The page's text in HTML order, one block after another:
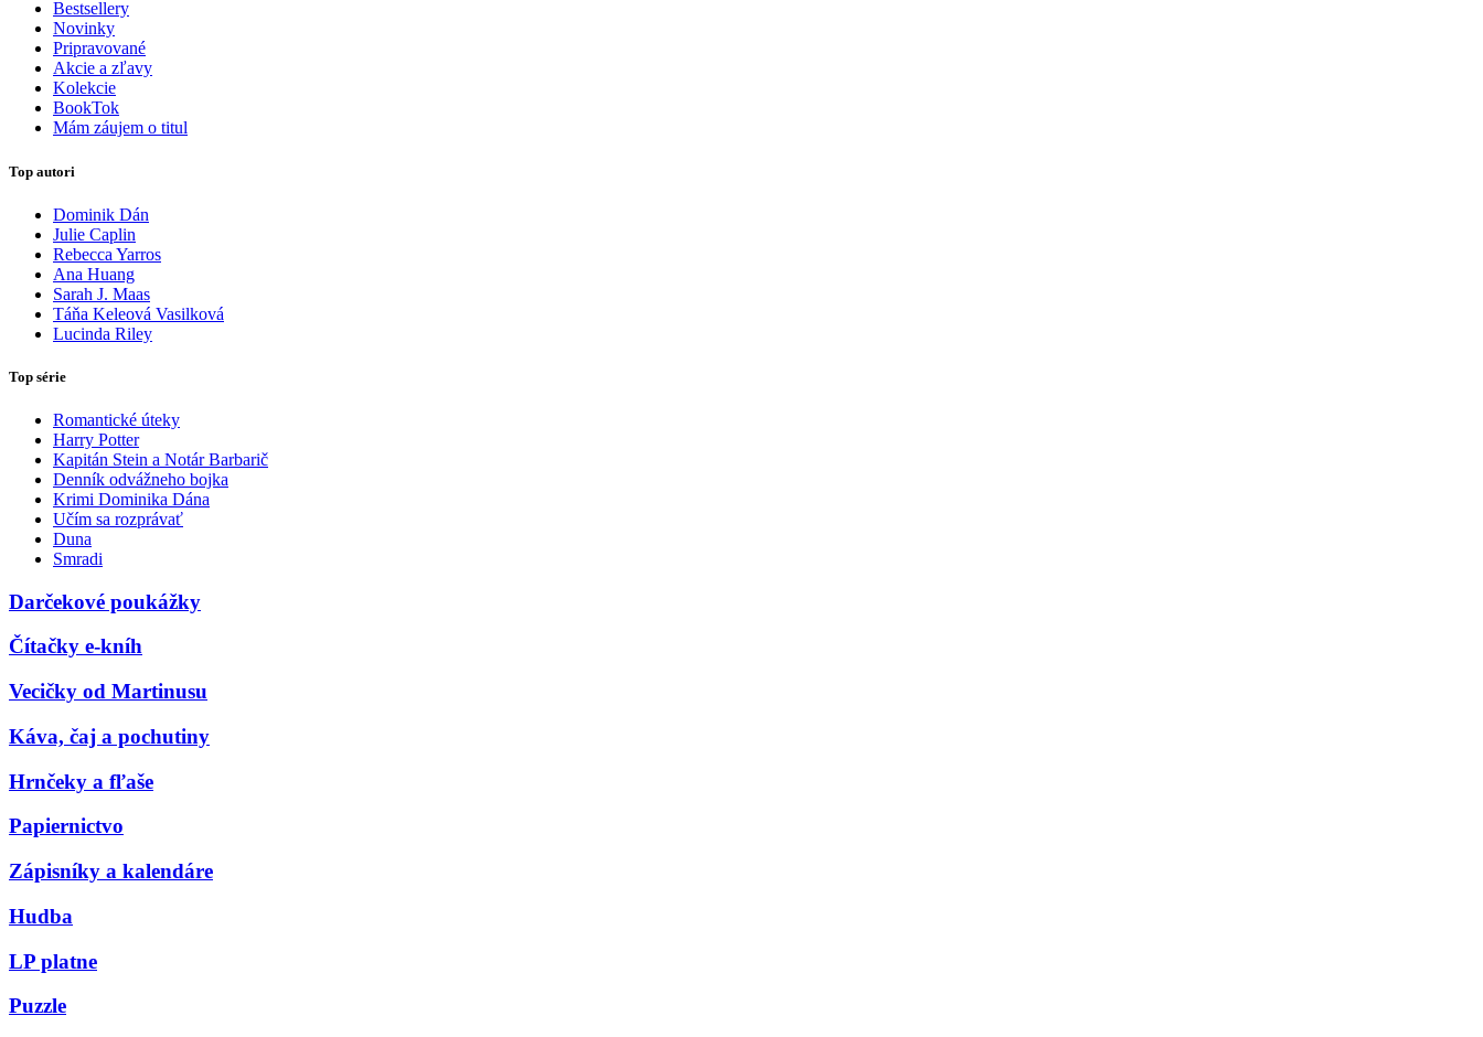
Bestsellery
Novinky
Pripravované
Akcie a zľavy
Kolekcie
BookTok
Mám záujem o titul
Top autori
Dominik Dán
Julie Caplin
Rebecca Yarros
Ana Huang
Sarah J. Maas
Táňa Keleová Vasilková
Lucinda Riley
Top série
Romantické úteky
Harry Potter
Kapitán Stein a Notár Barbarič
Denník odvážneho bojka
Krimi Dominika Dána
Učím sa rozprávať
Duna
Smradi
Darčekové poukážky
Čítačky e-kníh
Vecičky od Martinusu
Káva, čaj a pochutiny
Hrnčeky a fľaše
Papiernictvo
Zápisníky a kalendáre
Hudba
LP platne
Puzzle